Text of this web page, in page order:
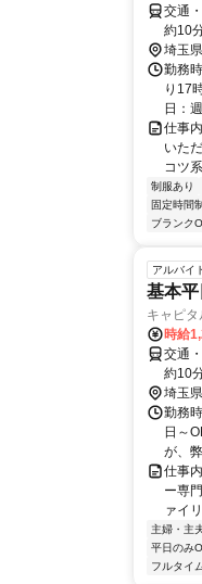
交通
約10
埼玉
勤務
り17
日：
仕事
いた
コツ
制服あり
固定時間制
ブランク
アルバイ
基本
キャピ
時給
交通
約10
埼玉
勤務
日～
が、
仕事
ー専
ァイ
主婦・主
平日のみ
フルタイ